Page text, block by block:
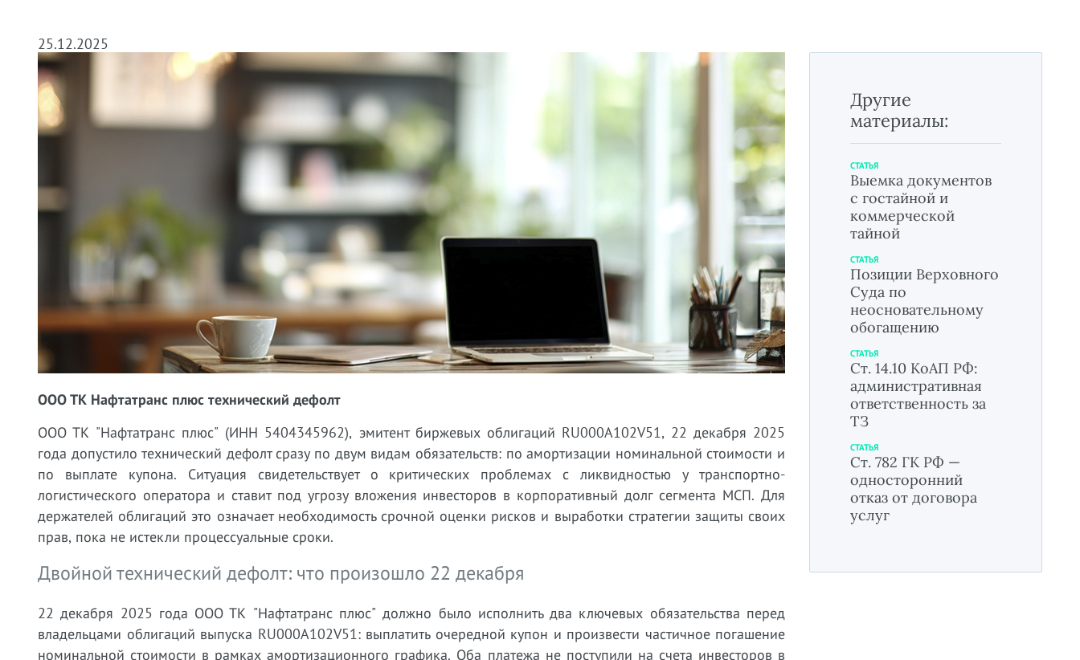
25.12.2025
ООО ТК Нафтатранс плюс технический дефолт
ООО ТК "Нафтатранс плюс" (ИНН 5404345962), эмитент биржевых облигаций RU000A102V51, 22 декабря 2025
года допустило технический дефолт сразу по двум видам обязательств: по амортизации номинальной стоимости и
по выплате купона. Ситуация свидетельствует о критических проблемах с ликвидностью у транспортно-
логистического оператора и ставит под угрозу вложения инвесторов в корпоративный долг сегмента МСП. Для
держателей облигаций это означает необходимость срочной оценки рисков и выработки стратегии защиты своих
прав, пока не истекли процессуальные сроки.
Двойной технический дефолт: что произошло 22 декабря
22 декабря 2025 года ООО ТК "Нафтатранс плюс" должно было исполнить два ключевых обязательства перед
владельцами облигаций выпуска RU000A102V51: выплатить очередной купон и произвести частичное погашение
номинальной стоимости в рамках амортизационного графика. Оба платежа не поступили на счета инвесторов в
Другие
материалы:
СТАТЬЯ
Выемка документов
с гостайной и
коммерческой
тайной
СТАТЬЯ
Позиции Верховного
Суда по
неосновательному
обогащению
СТАТЬЯ
Ст. 14.10 КоАП РФ:
административная
ответственность за
ТЗ
СТАТЬЯ
Ст. 782 ГК РФ —
односторонний
отказ от договора
услуг